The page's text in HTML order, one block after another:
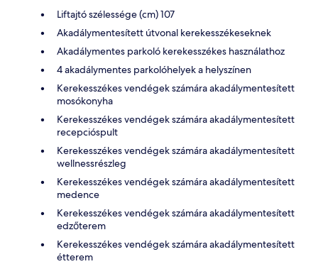
Liftajtó szélessége (cm) 107
Akadálymentesített útvonal kerekesszékeseknek
Akadálymentes parkoló kerekesszékes használathoz
4 akadálymentes parkolóhelyek a helyszínen
Kerekesszékes vendégek számára akadálymentesített
mosókonyha
Kerekesszékes vendégek számára akadálymentesített
recepcióspult
Kerekesszékes vendégek számára akadálymentesített
wellnessrészleg
Kerekesszékes vendégek számára akadálymentesített
medence
Kerekesszékes vendégek számára akadálymentesített
edzőterem
Kerekesszékes vendégek számára akadálymentesített
étterem